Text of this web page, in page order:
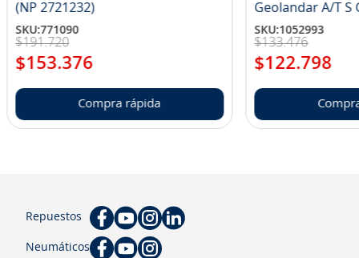
(NP 2721232)
SKU:771090
$191.720
$153.376
Compra rápida
SKU:1052993
$133.476
$122.798
Repuestos
Neumáticos